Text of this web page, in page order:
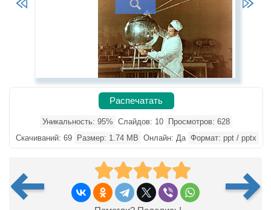
Распечатать
Уникальность: 95% Слайдов: 10
Просмотров: 628
Скачиваний: 69
Размер: 1.74 MB Онлайн: Да Формат: ppt / pptx